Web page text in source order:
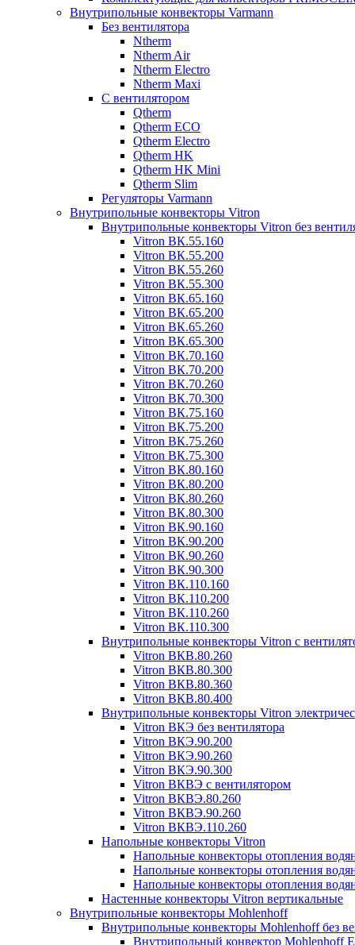
Внутрипольные конвекторы Varmann
Без вентилятора
Ntherm
Ntherm Air
Ntherm Electro
Ntherm Maxi
С вентилятором
Qtherm
Qtherm ECO
Qtherm Electro
Qtherm HK
Qtherm HK Mini
Qtherm Slim
Регуляторы Varmann
Внутрипольные конвекторы Vitron
Внутрипольные конвекторы Vitron без
Vitron ВК.55.160
Vitron ВК.55.200
Vitron ВК.55.260
Vitron ВК.55.300
Vitron ВК.65.160
Vitron ВК.65.200
Vitron ВК.65.260
Vitron ВК.65.300
Vitron ВК.70.160
Vitron ВК.70.200
Vitron ВК.70.260
Vitron ВК.70.300
Vitron ВК.75.160
Vitron ВК.75.200
Vitron ВК.75.260
Vitron ВК.75.300
Vitron ВК.80.160
Vitron ВК.80.200
Vitron ВК.80.260
Vitron ВК.80.300
Vitron ВК.90.160
Vitron ВК.90.200
Vitron ВК.90.260
Vitron ВК.90.300
Vitron ВК.110.160
Vitron ВК.110.200
Vitron ВК.110.260
Vitron ВК.110.300
Внутрипольные конвекторы Vitron с
Vitron ВКВ.80.260
Vitron ВКВ.80.300
Vitron ВКВ.80.360
Vitron ВКВ.80.400
Внутрипольные конвекторы Vitron
Vitron ВКЭ без вентилятора
Vitron ВКЭ.90.200
Vitron ВКЭ.90.260
Vitron ВКЭ.90.300
Vitron ВКВЭ с вентилятором
Vitron ВКВЭ.80.260
Vitron ВКВЭ.90.260
Vitron ВКВЭ.110.260
Напольные конвекторы Vitron
Напольные конвекторы отопления
Напольные конвекторы отопления
Напольные конвекторы отопления
Настенные конвекторы Vitron вертикальные
Внутрипольные конвекторы Mohlenhoff
Внутрипольные конвекторы Mohlenhoff без
Внутрипольный конвектор Mohlenhoff